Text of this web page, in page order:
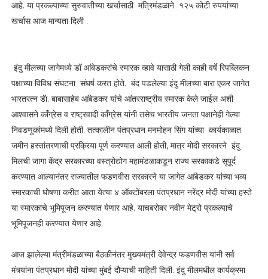
आहे. या प्रकल्पाच्या सुरुवातीच्या खर्चासाठी मंत्रिमंडळाने १२५ कोटी रुपयांच्या
खर्चास आज मान्यता दिली .
इंदु मीलच्या जागेमध्ये डॉ आंबेडकरांचे स्मारक व्हावे यासाठी गेली काही वर्षे रिपब्लिकन
पक्षाच्या विविध संघटना संघर्ष करत होते. बंद पडलेल्या इंदु मीलच्या बारा एकर जागेत
भारतरत्न डॅा. बाबासाहेब आंबेडकर यांचे आंतरराष्ट्रीय स्मारक केले जाईल अशी
आश्वासने काँग्रेस व राष्ट्रवादी काँग्रेस यांनी तसेच भारतीय जनता पक्षानेही गेल्या
निवडणुकांमध्ये दिली होती. तत्कालीन पंतप्रधान मनमोहन सिंग यांच्या कार्यकाळात
जमीन हस्तांतरणाची प्रक्रिया पूर्ण करण्यात आली होती, मात्र मोदी सरकारने इंदु
मिलची जागा केंद्र सरकारच्या वस्त्रोद्योग महामंडळाकडून राज्य सरकाकडे सूपूर्द
करण्यात आल्यानंतर राज्यातील फडणवीस सरकारने या जागेत आंबेडकर यांच्या भव्य
स्मारकाची घोषणा करीत आता येत्या ४ ऑक्टोंबरला पंतप्रधान नरेंद्र मोदी यांच्या हस्ते
या स्मारकाचे भूमिपूजन करण्यात येणार आहे. याचबरोबर नवीन मेट्रो प्रकल्पाचे
भूमिपूजनही करण्यात येणार आहे.
आज झालेल्या मंत्रीमंडळाच्या बैठकीनंतर मुख्यमंत्री देवेन्द्र फडणवीस यांनी सर्व
मंत्र्यांना पंतप्रधान मोदी यांच्या मुंबई दौऱ्याची माहिती दिली. इंदु मीलमधील कार्यक्रमा